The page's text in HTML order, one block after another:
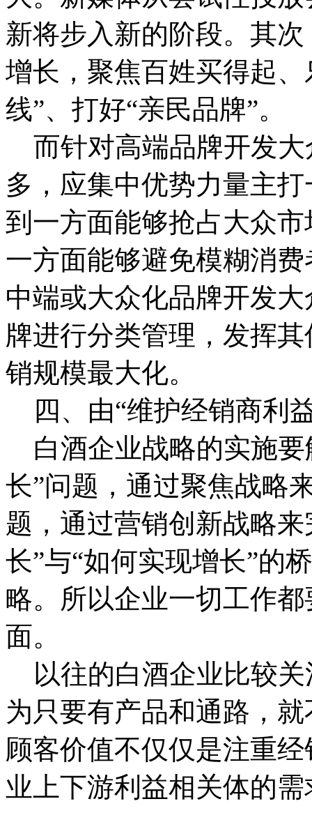
新将步入新的阶段。其
增长，聚焦百姓买得起
线”、打好“亲民品牌”。
而针对高端品牌开发大
多，应集中优势力量主
到一方面能够抢占大众
一方面能够避免模糊消
中端或大众化品牌开发
牌进行分类管理，发挥
销规模最大化。
四、由“维护经销商利
白酒企业战略的实施要
长”问题，通过聚焦战略
题，通过营销创新战略
长”与“如何实现增长”的
略。所以企业一切工作
面。
以往的白酒企业比较关
为只要有产品和通路，
顾客价值不仅仅是注重
业上下游利益相关体的